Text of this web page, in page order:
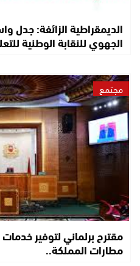
الديمقراطية الزائفة: جدل
الجهوي للنقابة الوطنية
مجتمع
مقترح برلماني لتوفير
مطارات المملكة..